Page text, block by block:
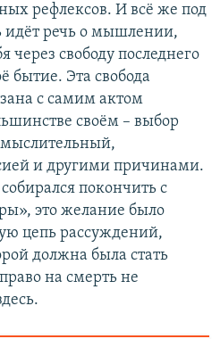
рефлексов. И всё же под
идёт речь о мышлении,
через свободу последнего
бытие. Эта свобода
с самим актом
своём – выбор
и другими причинами.
покончить с
это желание было
цепь рассуждений,
должна была стать
на смерть не